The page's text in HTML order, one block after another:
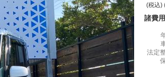
(税込)
諸費用
法定